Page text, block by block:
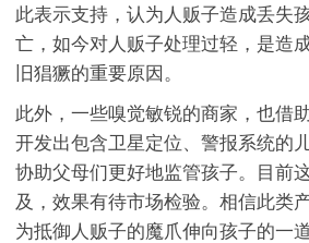
此表示支持，认为人贩子造成丢失
亡，如今对人贩子处理过轻，是造
旧猖獗的重要原因。
此外，一些嗅觉敏锐的商家，也借
开发出包含卫星定位、警报系统的
协助父母们更好地监管孩子。目前
及，效果有待市场检验。相信此类
为抵御人贩子的魔爪伸向孩子的一